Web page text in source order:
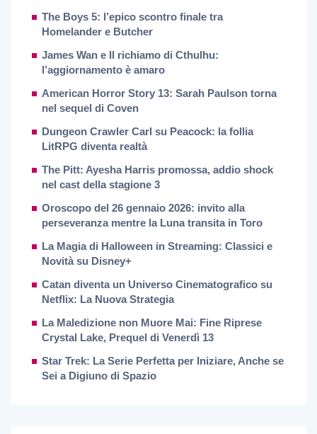
The Boys 5: l’epico scontro finale tra
Homelander e Butcher
James Wan e Il richiamo di Cthulhu:
l’aggiornamento è amaro
American Horror Story 13: Sarah Paulson torna
nel sequel di Coven
Dungeon Crawler Carl su Peacock: la follia
LitRPG diventa realtà
The Pitt: Ayesha Harris promossa, addio shock
nel cast della stagione 3
Oroscopo del 26 gennaio 2026: invito alla
perseveranza mentre la Luna transita in Toro
La Magia di Halloween in Streaming: Classici e
Novità su Disney+
Catan diventa un Universo Cinematografico su
Netflix: La Nuova Strategia
La Maledizione non Muore Mai: Fine Riprese
Crystal Lake, Prequel di Venerdì 13
Star Trek: La Serie Perfetta per Iniziare, Anche se
Sei a Digiuno di Spazio